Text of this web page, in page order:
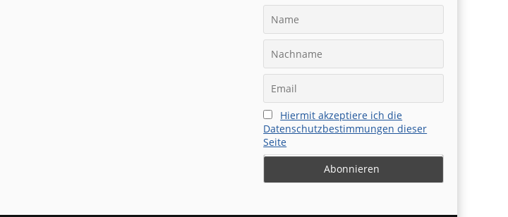
Hiermit akzeptiere ich die
Datenschutzbestimmungen dieser
Seite